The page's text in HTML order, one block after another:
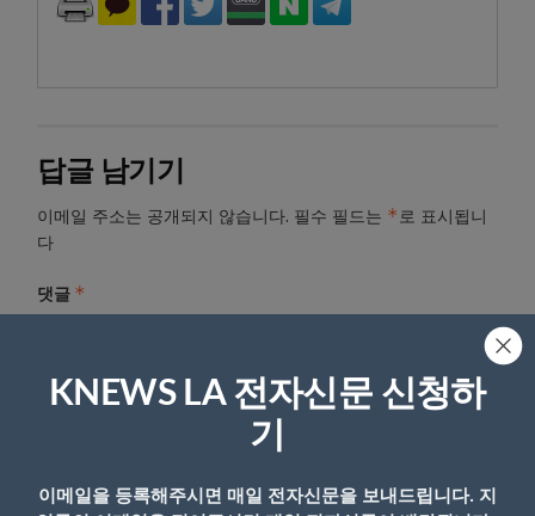
답글 남기기
이메일 주소는 공개되지 않습니다. 필수 필드는 *로 표시됩니
다
댓글 *
KNEWS LA 전자신문 신청하
기
이메일을 등록해주시면 매일 전자신문을 보내드립니다. 지